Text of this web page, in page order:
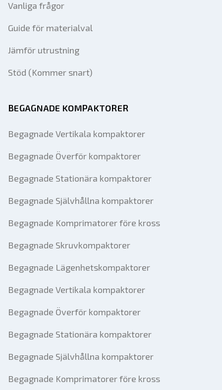
Vanliga frågor
Guide för materialval
Jämför utrustning
Stöd (Kommer snart)
BEGAGNADE KOMPAKTORER
Begagnade Vertikala kompaktorer
Begagnade Överför kompaktorer
Begagnade Stationära kompaktorer
Begagnade Självhållna kompaktorer
Begagnade Komprimatorer före kross
Begagnade Skruvkompaktorer
Begagnade Lägenhetskompaktorer
Begagnade Vertikala kompaktorer
Begagnade Överför kompaktorer
Begagnade Stationära kompaktorer
Begagnade Självhållna kompaktorer
Begagnade Komprimatorer före kross